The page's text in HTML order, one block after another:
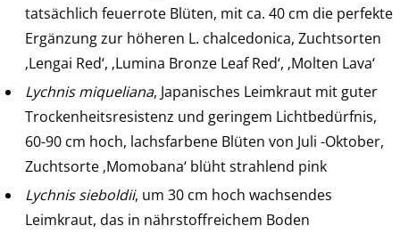
tatsächlich feuerrote Blüten, mit ca. 40 cm die perfekte
Ergänzung zur höheren L. chalcedonica, Zuchtsorten
‚Lengai Red‘, ‚Lumina Bronze Leaf Red‘, ‚Molten Lava‘
Lychnis miqueliana, Japanisches Leimkraut mit guter
Trockenheitsresistenz und geringem Lichtbedürfnis,
60-90 cm hoch, lachsfarbene Blüten von Juli -Oktober,
Zuchtsorte ‚Momobana‘ blüht strahlend pink
Lychnis sieboldii, um 30 cm hoch wachsendes
Leimkraut, das in nährstoffreichem Boden